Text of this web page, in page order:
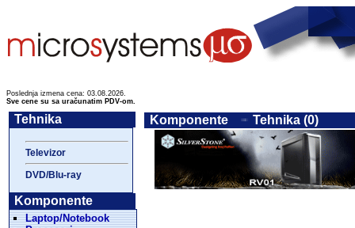
Poslednja izmena cena: 03.08.2026.
Sve cene su sa uračunatim PDV-om.
Tehnika
Televizor
DVD/Blu-ray
Komponente
Laptop/Notebook
Komponente Tehnika (0)